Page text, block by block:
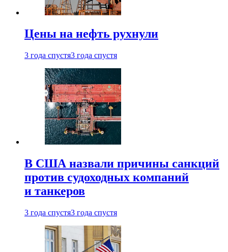
Цены на нефть рухнули
3 года спустя3 года спустя
В США назвали причины санкций
против судоходных компаний
и танкеров
3 года спустя3 года спустя